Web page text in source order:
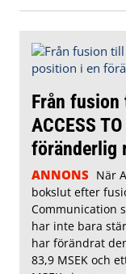
Från
ACCESS
föränderlig
ANNONS När
bokslut efter
Communication
har inte bara
har förändrat
83,9 MSEK och